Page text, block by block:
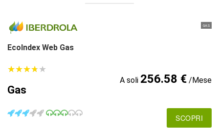
GAS
EcoIndex Web Gas
★★★★★
★★★★★
Gas
A soli 256.58 €/Mese
SCOPRI